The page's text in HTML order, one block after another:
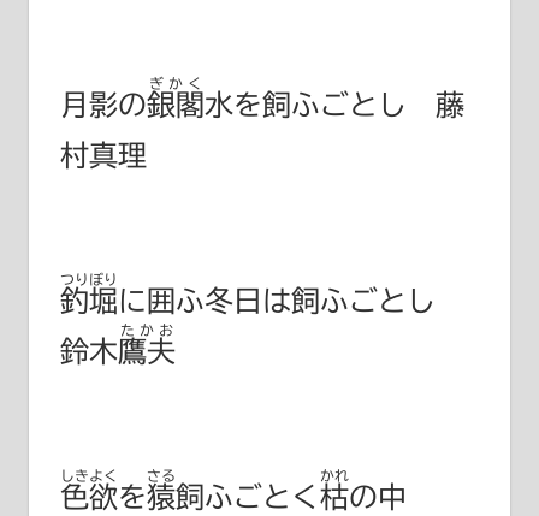
月影の銀閣
ぎかく
水を飼ふごとし 藤
村真理
釣堀
つりぼり
に囲ふ冬日は飼ふごとし
鈴木鷹夫
たかお
色欲
しきよく
を猿
さる
飼ふごとく 枯
かれ
の中